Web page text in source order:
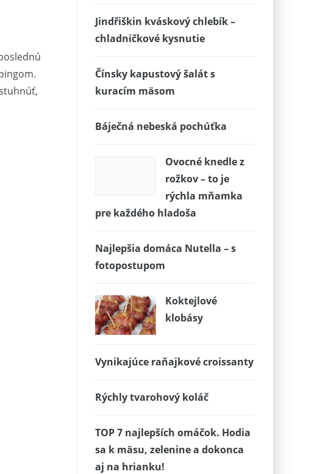
Jindřiškin kváskový chlebík –
chladničkové kysnutie
Čínsky kapustový šalát s
kuracím mäsom
Báječná nebeská pochúťka
Ovocné knedle z
rožkov – to je
rýchla mňamka
pre každého hladoša
Najlepšia domáca Nutella – s
fotopostupom
Koktejlové
klobásy
Vynikajúce raňajkové croissanty
Rýchly tvarohový koláč
TOP 7 najlepších omáčok. Hodia
sa k mäsu, zelenine a dokonca
aj na hrianku!